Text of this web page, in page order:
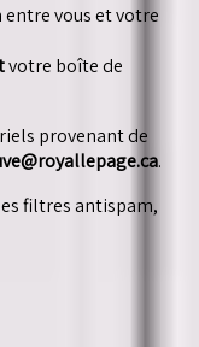
vous et votre
votre boîte de
provenant de
.
filtres antispam,